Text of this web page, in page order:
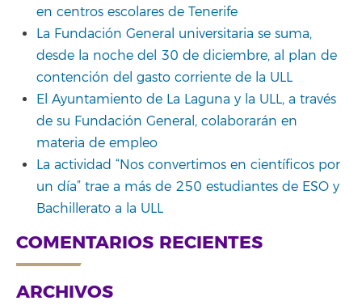
en centros escolares de Tenerife
La Fundación General universitaria se suma,
desde la noche del 30 de diciembre, al plan de
contención del gasto corriente de la ULL
El Ayuntamiento de La Laguna y la ULL, a través
de su Fundación General, colaborarán en
materia de empleo
La actividad “Nos convertimos en científicos por
un día” trae a más de 250 estudiantes de ESO y
Bachillerato a la ULL
COMENTARIOS RECIENTES
ARCHIVOS